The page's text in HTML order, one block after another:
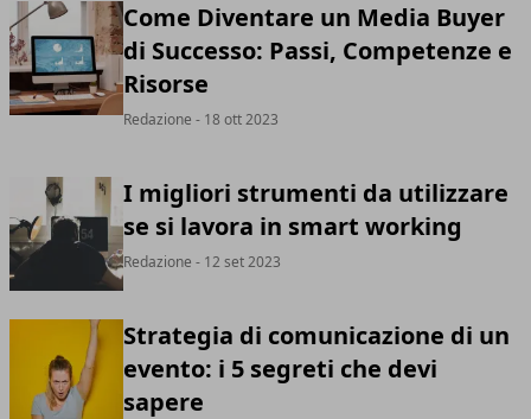
Come Diventare un Media Buyer
di Successo: Passi, Competenze e
Risorse
Redazione - 18 ott 2023
I migliori strumenti da utilizzare
se si lavora in smart working
Redazione - 12 set 2023
Strategia di comunicazione di un
evento: i 5 segreti che devi
sapere